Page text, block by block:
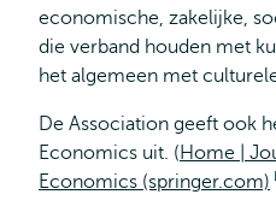
economische, zakelijke,
die verband houden met
het algemeen met
De Association geeft ook
Economics uit. (Home |
Economics (springer.com)